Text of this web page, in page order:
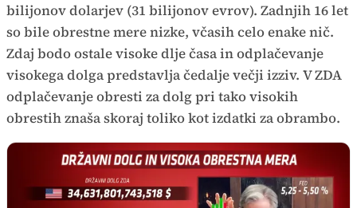
bilijonov dolarjev (31 bilijonov evrov). Zadnjih 16 let
so bile obrestne mere nizke, včasih celo enake nič.
Zdaj bodo ostale visoke dlje časa in odplačevanje
visokega dolga predstavlja čedalje večji izziv. V ZDA
odplačevanje obresti za dolg pri tako visokih
obrestih znaša skoraj toliko kot izdatki za obrambo.